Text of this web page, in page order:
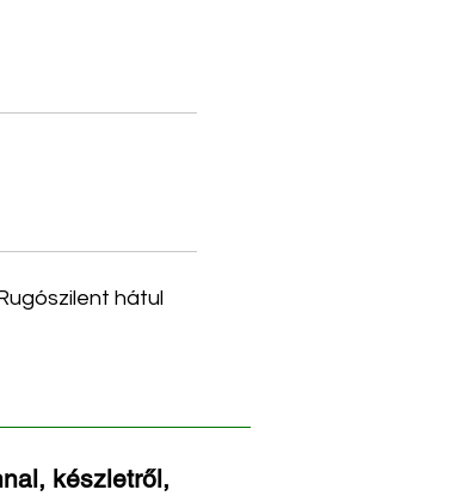
hátul
készletről,